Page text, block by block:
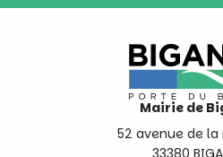
Mairie de
52 avenue de la